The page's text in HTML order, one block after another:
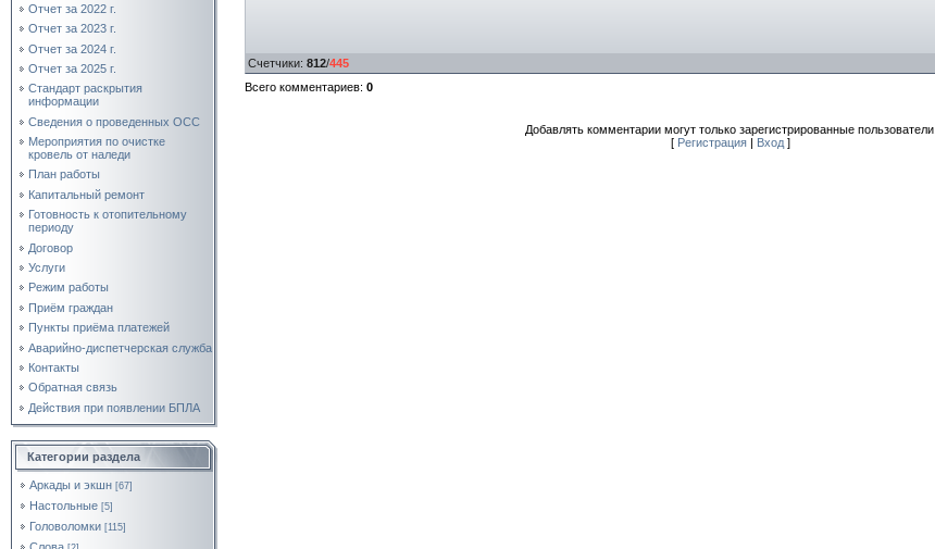
Отчет за 2022 г.
Отчет за 2023 г.
Отчет за 2024 г.
Отчет за 2025 г.
Стандарт раскрытия
информации
Сведения о проведенных ОСС
Мероприятия по очистке
кровель от наледи
План работы
Капитальный ремонт
Готовность к отопительному
периоду
Договор
Услуги
Режим работы
Приём граждан
Пункты приёма платежей
Аварийно-диспетчерская служба
Контакты
Обратная связь
Действия при появлении БПЛА
Категории раздела
Аркады и экшн [67]
Настольные [5]
Головоломки [115]
Счетчики: 812/445
Всего комментариев: 0
Добавлять комментарии могут только зарегистрированные пользователи.
[ Регистрация Вход ]